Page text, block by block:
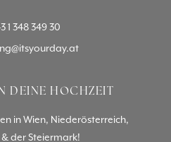
1 348 349 30
DEINE HOCHZEIT
in Wien, Niederösterreich,
der Steiermark!